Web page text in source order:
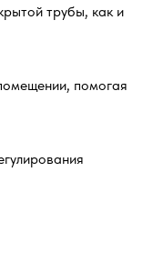
трубы, как и
помогая